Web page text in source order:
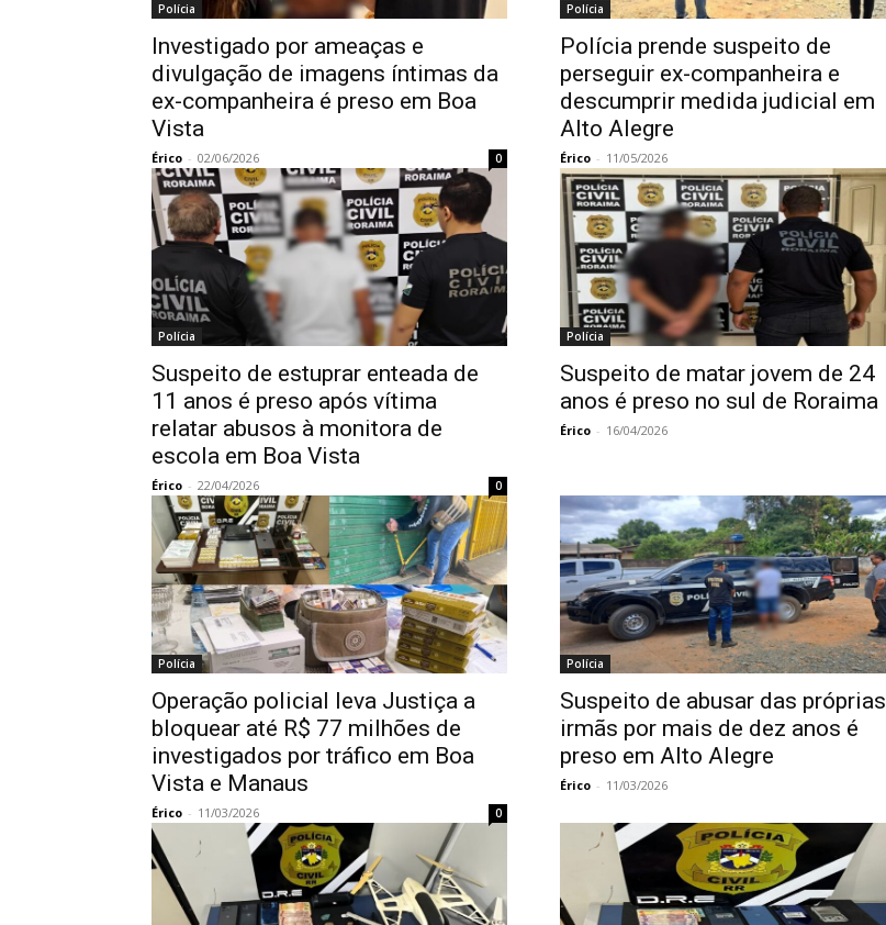
Polícia
Investigado por ameaças e
divulgação de imagens íntimas da
ex-companheira é preso em Boa
Vista
Érico - 02/06/2026 0
Polícia
Polícia prende suspeito de
perseguir ex-companheira e
descumprir medida judicial em
Alto Alegre
Érico - 11/05/2026
Polícia
Suspeito de estuprar enteada de
11 anos é preso após vítima
relatar abusos à monitora de
escola em Boa Vista
Érico - 22/04/2026 0
Polícia
Suspeito de matar jovem de 24
anos é preso no sul de Roraima
Érico - 16/04/2026
Polícia
Operação policial leva Justiça a
bloquear até R$ 77 milhões de
investigados por tráfico em Boa
Vista e Manaus
Érico - 11/03/2026 0
Polícia
Suspeito de abusar das próprias
irmãs por mais de dez anos é
preso em Alto Alegre
Érico - 11/03/2026